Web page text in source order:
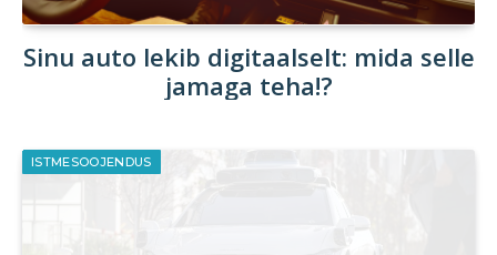
Sinu auto lekib digitaalselt: mida selle
jamaga teha!?
ISTMESOOJENDUS